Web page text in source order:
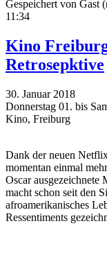
Gespeichert von Gast
11:34
Kino
Retrosepktive
30. Januar 2018
Donnerstag 01. bis
Kino, Freiburg
Dank der neuen
momentan einmal
Oscar ausgezeichnete
macht schon seit den
afroamerikanisches
Ressentiments